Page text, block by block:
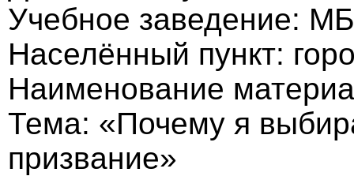
Учебное заведение:
Населённый пункт:
Наименование
Тема: «Почему я
призвание»